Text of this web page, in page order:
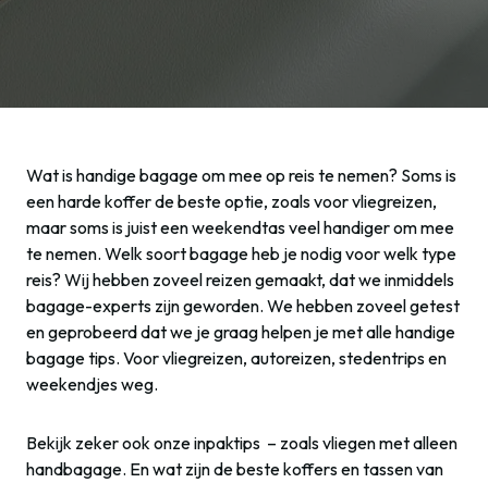
Wat is handige bagage om mee op reis te nemen? Soms is
een harde koffer de beste optie, zoals voor vliegreizen,
maar soms is juist een weekendtas veel handiger om mee
te nemen. Welk soort bagage heb je nodig voor welk type
reis? Wij hebben zoveel reizen gemaakt, dat we inmiddels
bagage-experts zijn geworden. We hebben zoveel getest
en geprobeerd dat we je graag helpen je met alle handige
bagage tips. Voor vliegreizen, autoreizen, stedentrips en
weekendjes weg.
Bekijk zeker ook onze inpaktips – zoals vliegen met alleen
handbagage. En wat zijn de beste koffers en tassen van